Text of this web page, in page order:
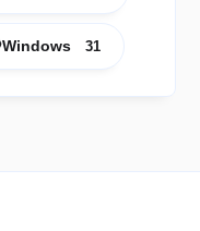
Windows 31